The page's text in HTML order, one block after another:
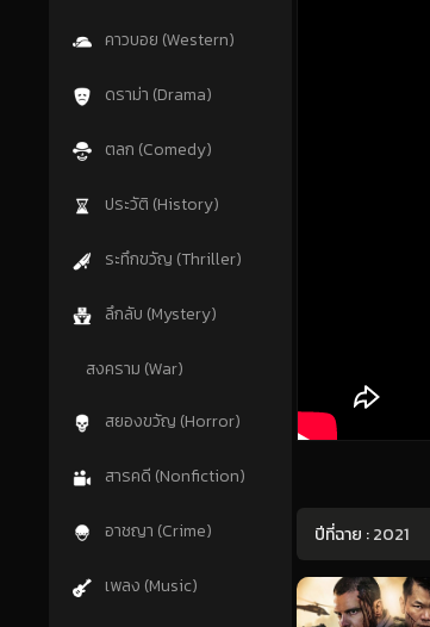
คาวบอย (Western)
ดราม่า (Drama)
ตลก (Comedy)
ประวัติ (History)
ระทึกขวัญ (Thriller)
ลึกลับ (Mystery)
สงคราม (War)
สยองขวัญ (Horror)
สารคดี (Nonfiction)
อาชญา (Crime)
เพลง (Music)
ปีที่ฉาย :2021